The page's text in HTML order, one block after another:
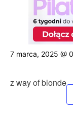
minut
7 marca, 2025 @
z way of blonde